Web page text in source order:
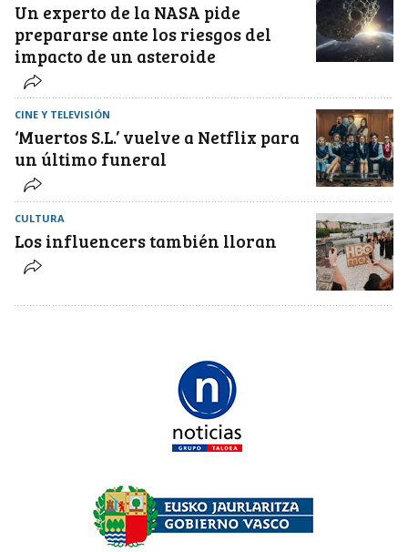
Un experto de la NASA pide
prepararse ante los riesgos del
impacto de un asteroide
CINE Y TELEVISIÓN
‘Muertos S.L.’ vuelve a Netflix para
un último funeral
CULTURA
Los influencers también lloran